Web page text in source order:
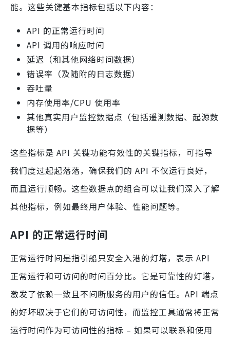
能。这些关键基本指标包括以下内容：
API 的正常运行时间
API 调用的响应时间
延迟（和其他网络时间数据）
错误率（及随附的日志数据）
吞吐量
内存使用率/CPU 使用率
其他真实用户监控数据点（包括遥测数据、起源数
据等）
这些指标是 API 关键功能有效性的关键指标，可指导
我们度过起起落落，确保我们的 API 不仅运行良好，
而且运行顺畅。这些数据点的组合可以让我们深入了解
其他指标，例如最终用户体验、性能问题等。
API 的正常运行时间
正常运行时间是指引船只安全入港的灯塔，表示 API
正常运行和可访问的时间百分比。它是可靠性的灯塔，
激发了依赖一致且不间断服务的用户的信任。API 端点
的好坏取决于它们的可访问性，而监控工具通常将正常
运行时间作为可访问性的指标 – 如果可以联系和使用